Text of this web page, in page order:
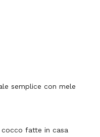
semplice con mele
cocco fatte in casa